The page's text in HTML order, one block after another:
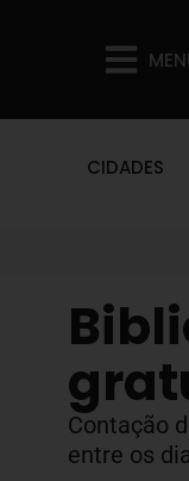
CIDADES
Contação
entre os